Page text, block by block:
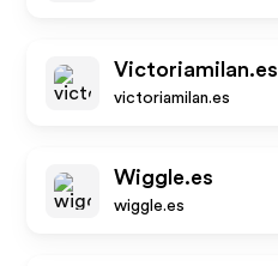
Victoriamilan.es
victoriamilan.es
Wiggle.es
wiggle.es